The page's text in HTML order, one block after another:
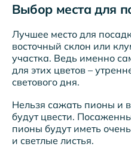
Выбор места для
Лучшее место для
восточный склон или
участка. Ведь именно
для этих цветов –
светового дня.
Нельзя сажать пионы и
будут цвести.
пионы будут иметь
и светлые листья.